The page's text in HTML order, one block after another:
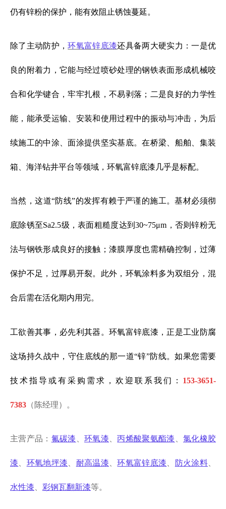
仍有锌粉的保护，能有效阻止锈蚀蔓延。
除了主动防护，环氧富锌底漆还具备两大硬实力：一是优
良的附着力，它能与经过喷砂处理的钢铁表面形成机械咬
合和化学键合，牢牢扎根，不易剥落；二是良好的力学性
能，能承受运输、安装和使用过程中的振动与冲击，为后
续施工的中涂、面涂提供坚实基底。在桥梁、船舶、集装
箱、海洋钻井平台等领域，环氧富锌底漆几乎是标配。
当然，这道“防线”的发挥有赖于严谨的施工。基材必须彻
底除锈至Sa2.5级，表面粗糙度达到30~75μm，否则锌粉无
法与钢铁形成良好的接触；漆膜厚度也需精确控制，过薄
保护不足，过厚易开裂。此外，环氧涂料多为双组分，混
合后需在活化期内用完。
工欲善其事，必先利其器。环氧富锌底漆，正是工业防腐
这场持久战中，守住底线的那一道“锌”防线。如果您需要
技术指导或有采购需求，欢迎联系我们： 153-3651-
7383 （陈经理）。
主营产品： 氟碳漆 、环氧漆 、丙烯酸聚氨酯漆 、氯化橡胶
漆 环氧地坪漆 耐高温漆 、环氧富锌底漆 防火涂料
水性漆 彩钢瓦翻新漆等。